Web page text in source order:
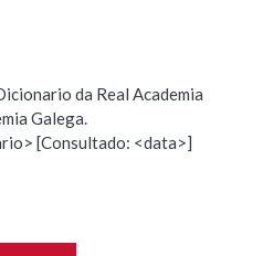
da Real Academia
Galega.
[Consultado: <data>]